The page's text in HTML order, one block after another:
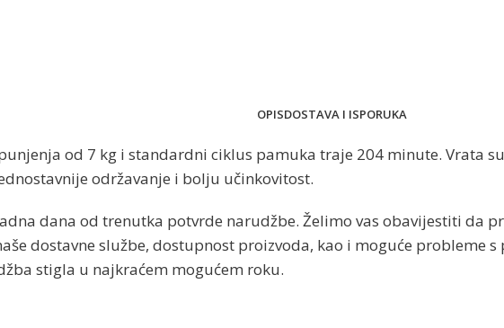
OPISDOSTAVA I ISPORUKA
od 7 kg i standardni ciklus pamuka traje 204 minute. Vrata
održavanje i bolju učinkovitost.
dana od trenutka potvrde narudžbe. Želimo vas obavijestiti da
dostavne službe, dostupnost proizvoda, kao i moguće probleme
stigla u najkraćem mogućem roku.